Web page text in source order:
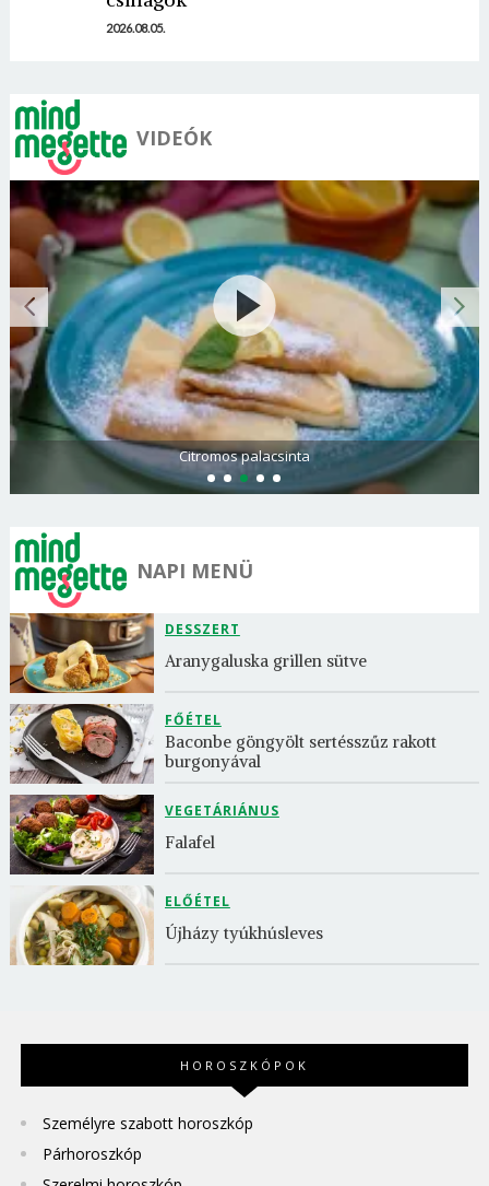
2026.08.05.
VIDEÓK
Citromos palacsinta
NAPI MENÜ
DESSZERT
Aranygaluska grillen sütve
FŐÉTEL
Baconbe göngyölt sertésszűz rakott
burgonyával
VEGETÁRIÁNUS
Falafel
ELŐÉTEL
Újházy tyúkhúsleves
HOROSZKÓPOK
Személyre szabott horoszkóp
Párhoroszkóp